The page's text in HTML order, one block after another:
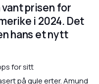
prisen for
i 2024. Det
hans et nytt
for sitt
på gule erter. Amund